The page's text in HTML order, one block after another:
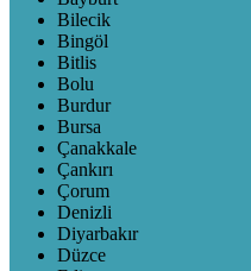
Bilecik
Bingöl
Bitlis
Bolu
Burdur
Bursa
Çanakkale
Çankırı
Çorum
Denizli
Diyarbakır
Düzce